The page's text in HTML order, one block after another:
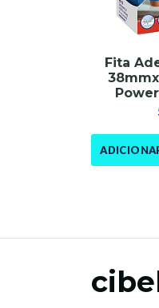
Fita